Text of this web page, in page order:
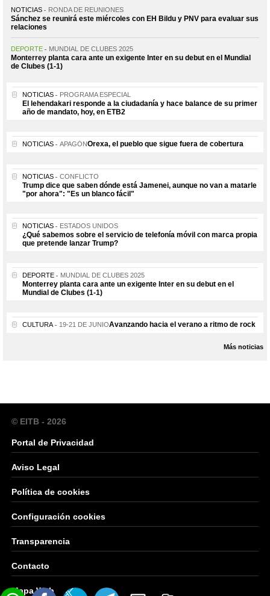
NOTICIAS RONDA DE REUNIONES
Sánchez se reunirá este miércoles con EH Bildu y PNV para evaluar sus
relaciones
DEPORTE MUNDIAL DE CLUBES 2025
Monterrey planta cara ante un exigente Inter en su debut en el Mundial
de Clubes (1-1)
NOTICIAS PROGRAMA ESPECIAL
El lehendakari responde a la ciudadanía y hace balance de su primer
año de mandato, hoy, en ETB2
NOTICIAS APAGÓNOrexa, el pueblo que sigue fuera de cobertura
NOTICIAS CONFLICTO
Trump dice que saben dónde está Jamenei, aunque no van a matarle
"por ahora": "Es un blanco fácil"
NOTICIAS ESTADOS UNIDOS
¿Qué sabemos sobre el servicio de telefonía móvil con marca propia
que pretende lanzar Trump?
DEPORTE MUNDIAL DE CLUBES 2025
Monterrey planta cara ante un exigente Inter en su debut en el
Mundial de Clubes (1-1)
CULTURA 19-21 DE JUNIOAvanzando hacia el verano a ritmo de rock
Más noticias
© EITB - 2026
Portal de Privacidad
Aviso Legal
Política de cookies
Configuración cookies
Transparencia
Contacto
Mapa Web